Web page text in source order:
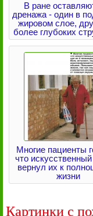
В ране
дренажа - один в
жировом слое,
более глубоких
Многие пациенты
что
вернул их к
жизни
Картинки с